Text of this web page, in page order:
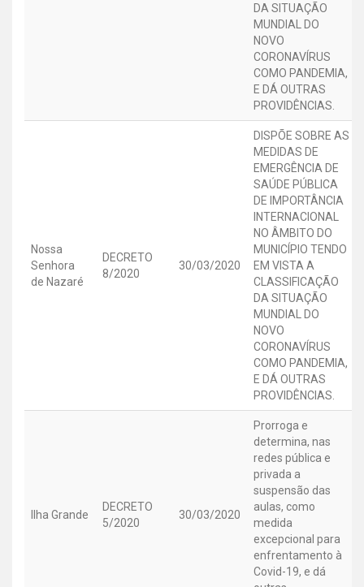
DA SITUAÇÃO
MUNDIAL DO
NOVO
CORONAVÍRUS
COMO PANDEMIA,
E DÁ OUTRAS
PROVIDÊNCIAS.
Nossa
Senhora
de Nazaré
DECRETO
8/2020
30/03/2020
DISPÕE SOBRE AS
MEDIDAS DE
EMERGÊNCIA DE
SAÚDE PÚBLICA
DE IMPORTÂNCIA
INTERNACIONAL
NO ÂMBITO DO
MUNICÍPIO TENDO
EM VISTA A
CLASSIFICAÇÃO
DA SITUAÇÃO
MUNDIAL DO
NOVO
CORONAVÍRUS
COMO PANDEMIA,
E DÁ OUTRAS
PROVIDÊNCIAS.
Ilha Grande
DECRETO
5/2020
30/03/2020
Prorroga e
determina, nas
redes pública e
privada a
suspensão das
aulas, como
medida
excepcional para
enfrentamento à
Covid-19, e dá